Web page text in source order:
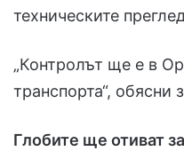
техническите
„Контролът ще е в
транспорта“, обясни
Глобите ще отиват